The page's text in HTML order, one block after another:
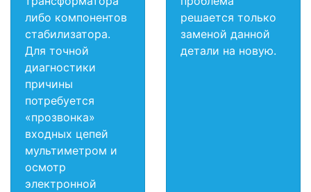
либо компонентов
стабилизатора.
Для точной
диагностики
причины
потребуется
«прозвонка»
входных цепей
мультиметром и
осмотр
электронной
решается только
заменой данной
детали на новую.